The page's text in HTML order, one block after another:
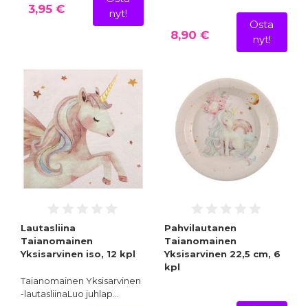
3,95 €
nyt!
8,90 €
Osta
nyt!
Lautasliina
Taianomainen
Yksisarvinen iso, 12 kpl
Taianomainen Yksisarvinen
-lautasliinaLuo juhlap…
Pahvilautanen
Taianomainen
Yksisarvinen 22,5 cm, 6
kpl